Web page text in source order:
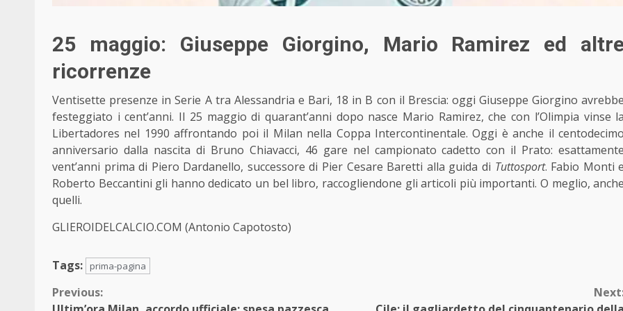
25 maggio: Giuseppe Giorgino, Mario Ramirez ed
ricorrenze
Ventisette presenze in Serie A tra Alessandria e Bari, 18 in B con il Brescia: oggi Giuseppe Giorgino avrebbe
festeggiato i cent’anni. Il 25 maggio di quarant’anni dopo nasce Mario Ramirez, che con l’Olimpia vinse la
Libertadores nel 1990 affrontando poi il Milan nella Coppa Intercontinentale. Oggi è anche il centodecimo
anniversario dalla nascita di Bruno Chiavacci, 46 gare nel campionato cadetto con il Prato: esattamente
vent’anni prima di Piero Dardanello, successore di Pier Cesare Baretti alla guida di Tuttosport. Fabio Monti e
Roberto Beccantini gli hanno dedicato un bel libro, raccogliendone gli articoli più importanti. O meglio, anche
quelli.
GLIEROIDELCALCIO.COM (Antonio Capotosto)
Tags: prima-pagina
Continue
Previous: